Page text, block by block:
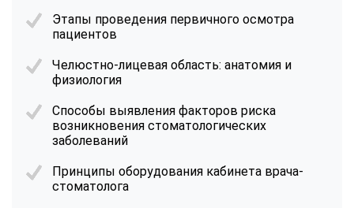
Этапы проведения первичного осмотра
пациентов
Челюстно-лицевая область: анатомия и
физиология
Способы выявления факторов риска
возникновения стоматологических
заболеваний
Принципы оборудования кабинета врача-
стоматолога